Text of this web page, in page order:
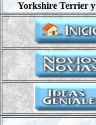
Yorkshire Terrier y